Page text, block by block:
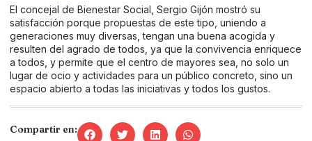
El concejal de Bienestar Social, Sergio Gijón mostró su
satisfacción porque propuestas de este tipo, uniendo a
generaciones muy diversas, tengan una buena acogida y
resulten del agrado de todos, ya que la convivencia enriquece
a todos, y permite que el centro de mayores sea, no solo un
lugar de ocio y actividades para un público concreto, sino un
espacio abierto a todas las iniciativas y todos los gustos.
Compartir en: